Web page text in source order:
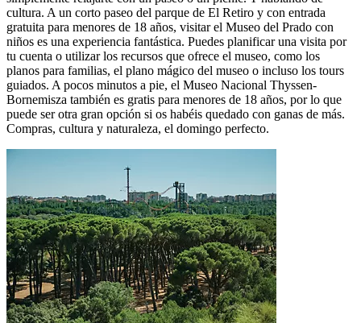
cultura. A un corto paseo del parque de El Retiro y con entrada
gratuita para menores de 18 años, visitar el Museo del Prado con
niños es una experiencia fantástica. Puedes planificar una visita por
tu cuenta o utilizar los recursos que ofrece el museo, como los
planos para familias, el plano mágico del museo o incluso los tours
guiados. A pocos minutos a pie, el Museo Nacional Thyssen-
Bornemisza también es gratis para menores de 18 años, por lo que
puede ser otra gran opción si os habéis quedado con ganas de más.
Compras, cultura y naturaleza, el domingo perfecto.